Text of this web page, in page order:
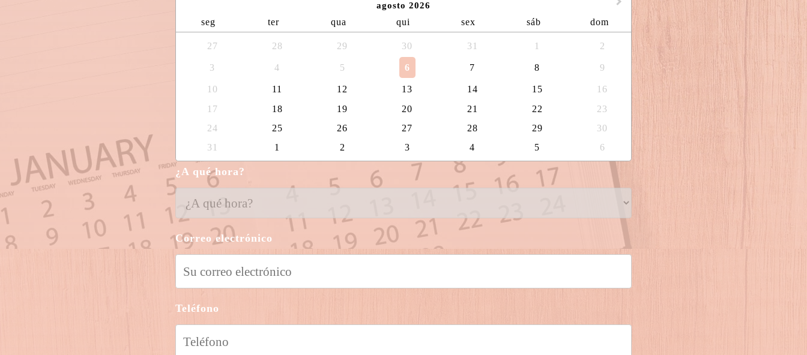
agosto 2026
seg ter qua qui sex sáb dom
27 28 29 30 31 1 2
3 4 5 6 7 8 9
10 11 12 13 14 15
16
17
18 19 20 21 22
23
24
25 26 27 28 29
30
31
1 2 3 4 5 6
¿A qué hora?
Correo electrónico
Teléfono